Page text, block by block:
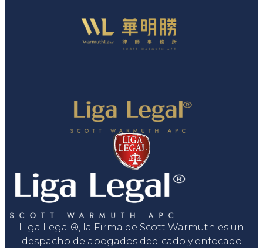
Liga Legal®, la Firma de Scott Warmuth es un
despacho de abogados dedicado y enfocado